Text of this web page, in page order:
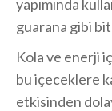
yapımında
guarana gibi
Kola ve enerji
bu içeceklere
etkisinden